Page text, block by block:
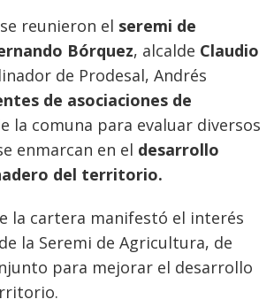
reunieron el seremi de
Bórquez, alcalde Claudio
de Prodesal, Andrés
de asociaciones de
la comuna para evaluar diversos
enmarcan en el desarrollo
del territorio.
la cartera manifestó el interés
la Seremi de Agricultura, de
para mejorar el desarrollo